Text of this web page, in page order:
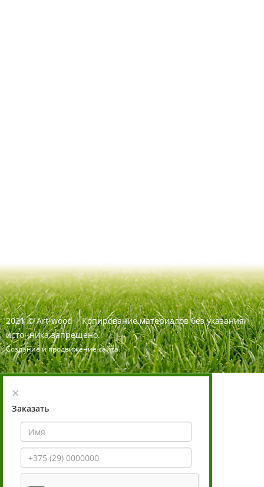
2021 ©Art-wood |Копирование материалов без указания
источника запрещено.
Создание и продвижение сайта
×
Заказать